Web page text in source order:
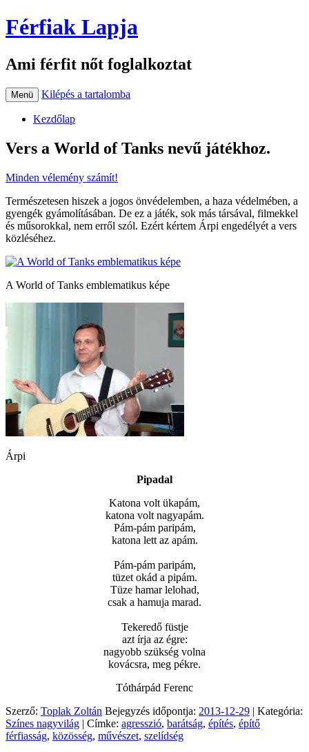
Férfiak Lapja
Ami férfit nőt foglalkoztat
Menü Kilépés a tartalomba
Kezdőlap
Vers a World of Tanks nevű játékhoz.
Minden vélemény számít!
Természetesen hiszek a jogos önvédelemben, a haza védelmében, a
gyengék gyámolításában. De ez a játék, sok más társával, filmekkel
és műsorokkal, nem erről szól. Ezért kértem Árpi engedélyét a vers
közléséhez.
A World of Tanks emblematikus képe
Árpi
Pipadal
Katona volt ükapám,
katona volt nagyapám.
Pám-pám paripám,
katona lett az apám.
Pám-pám paripám,
tüzet okád a pipám.
Tüze hamar lelohad,
csak a hamuja marad.
Tekeredő füstje
azt írja az égre:
nagyobb szükség volna
kovácsra, meg pékre.
Tóthárpád Ferenc
Szerző: Toplak Zoltán Bejegyzés időpontja: 2013-12-29 | Kategória:
Színes nagyvilág | Címke: agresszió, barátság, építés, építő
férfiasság, közösség, művészet, szelídség